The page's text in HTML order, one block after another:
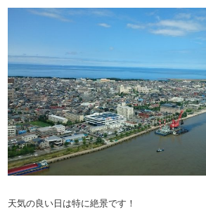
天気の良い日は特に絶景です！